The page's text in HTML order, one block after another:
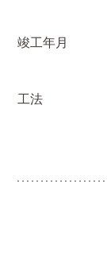
竣工年月
工法